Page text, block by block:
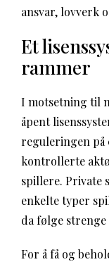
ansvar, lovverk
Et
rammer
I motsetning til
åpent
reguleringen på
kontrollerte
spillere. Private
enkelte typer
da følge
For å få og